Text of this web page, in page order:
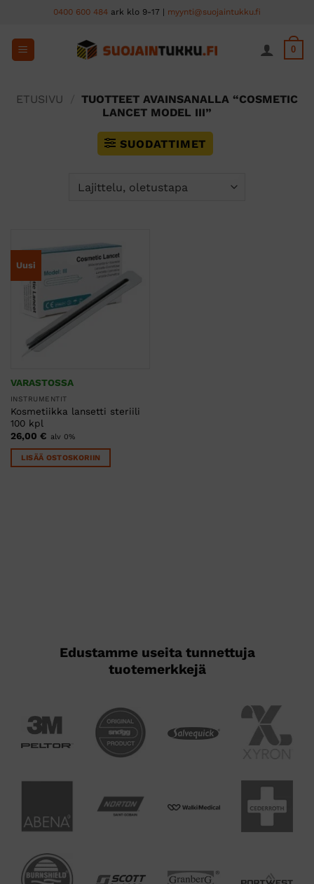
content
0400 600 484 ark klo 9-17 | myynti@suojaintukku.fi
0
ETUSIVU
TUOTTEET AVAINSANALLA “COSMETIC
LANCET MODEL III”
SUODATTIMET
Uusi
VARASTOSSA
INSTRUMENTIT
Kosmetiikka lansetti steriili
100 kpl
26,00 € alv 0%
LISÄÄ OSTOSKORIIN
Edustamme useita tunnettuja
tuotemerkkejä